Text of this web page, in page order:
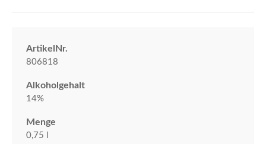
ArtikelNr.
806818
Alkoholgehalt
14%
Menge
0,75 l